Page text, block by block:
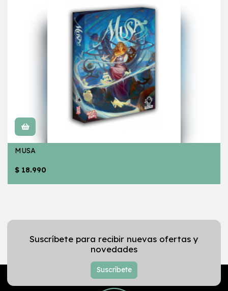
MUSA
$ 18.990
Suscríbete para recibir nuevas ofertas y
novedades
Suscríbete